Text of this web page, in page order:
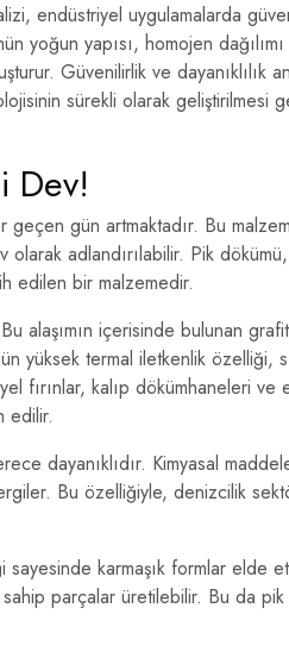
endüstriyel uygulamalarda
yoğun yapısı, homojen
Güvenilirlik ve dayanıklılık
sürekli olarak geliştirilmesi
Dev!
gün artmaktadır. Bu
adlandırılabilir. Pik dökümü,
edilen bir malzemedir.
alaşımın içerisinde bulunan
yüksek termal iletkenlik özelliği,
fırınlar, kalıp dökümhaneleri ve
edilir.
dayanıklıdır. Kimyasal
Bu özelliğiyle, denizcilik
karmaşık formlar elde
parçalar üretilebilir. Bu da